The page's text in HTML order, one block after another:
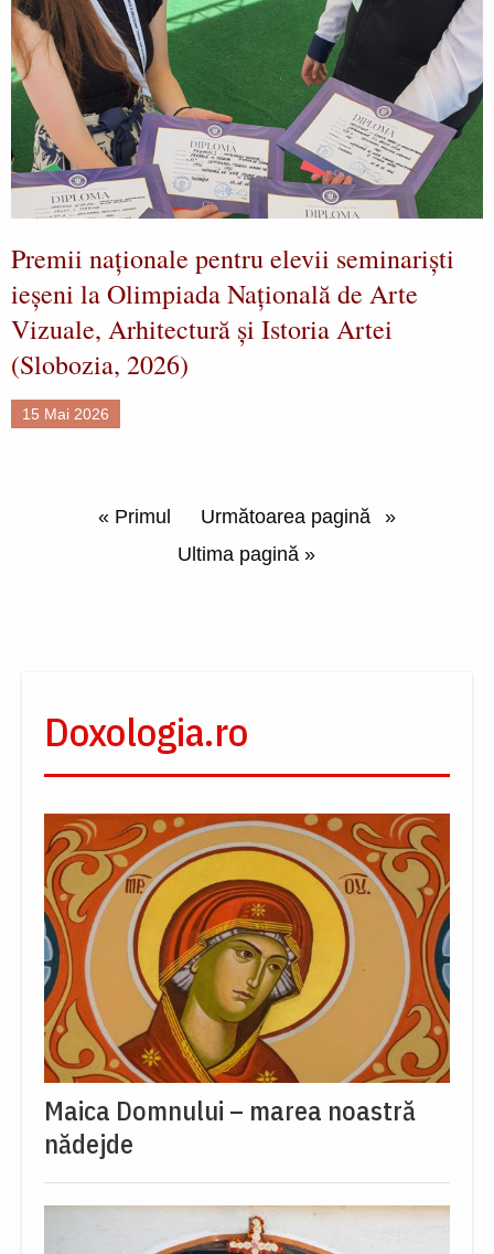
Premii naționale pentru elevii seminariști
ieșeni la Olimpiada Națională de Arte
Vizuale, Arhitectură și Istoria Artei
(Slobozia, 2026)
15 Mai 2026
Prima pagină
« Primul Pagina următoare
Următoarea pagină
Ultima pagină
Ultima pagină »
Doxologia.ro
Maica Domnului – marea noastră
nădejde